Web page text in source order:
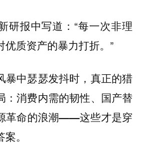
研报中写道：“每一次非理
优质资产的暴力打折。”
暴中瑟瑟发抖时，真正的猎
：消费内需的韧性、国产替
革命的浪潮——这些才是穿
。